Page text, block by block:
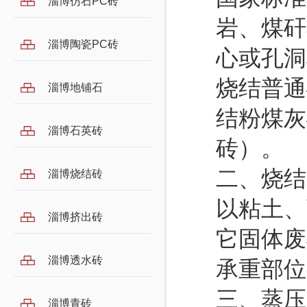
淄博陶瓷PC砖
淄博地铺石
淄博石英砖
淄博烧结砖
淄博挤出砖
淄博透水砖
淄博青砖
岩、煤
心或孔
烧结普
结粉煤
砖）。
二、烧
以粘土
它固体
承重部
三、蒸